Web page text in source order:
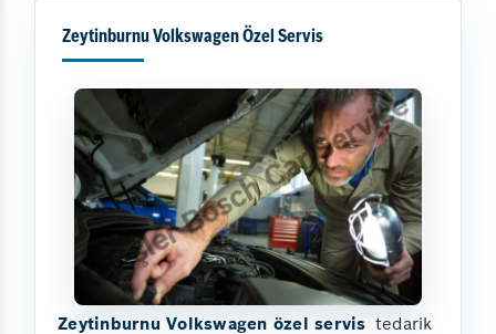
Zeytinburnu Volkswagen Özel Servis
Zeytinburnu Volkswagen özel servis tedarik